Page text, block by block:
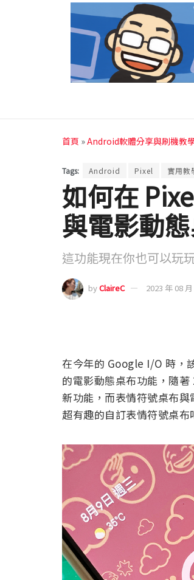
首頁 »Android軟體分享與刷機教
Tags: Android Pixel 實用教
如何在
與電影動
這功能現在你也可以玩
byClaireC 2023 年 08
在今年的 Google I/O 時，
的電影動態桌布功能，隨
新功能，而表情符號桌布
超有趣的自訂表情符號桌布